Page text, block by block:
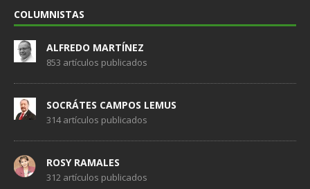
COLUMNISTAS
ALFREDO MARTÍNEZ
853 artículos publicados
SOCRÁTES CAMPOS LEMUS
314 artículos publicados
ROSY RAMALES
312 artículos publicados